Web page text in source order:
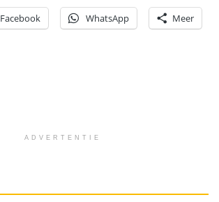
Facebook WhatsApp Meer
ADVERTENTIE